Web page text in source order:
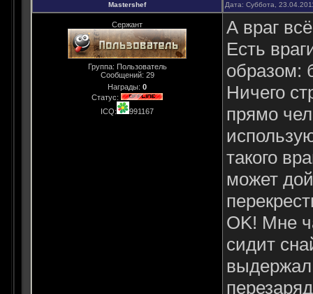
Mastershef Дата: Суббота,
Сержант
Группа: Пользователь
Сообщений: 29
Награды: 0
Статус:
ICQ:
991167
А враг
Есть
образом:
Ничего
прямо
такого
может
OK! Мне
сидит